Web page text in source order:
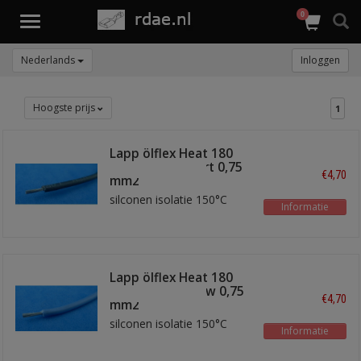
Toggle
0
Nederlands Inloggen
Hoogste prijs 1
Lapp ölflex Heat 180
SIF A draad zwart 0,75
mm2
silconen isolatie 150°C
€4,70
Informatie
Lapp ölflex Heat 180
SIF A draad blauw 0,75
mm2
silconen isolatie 150°C
€4,70
Informatie